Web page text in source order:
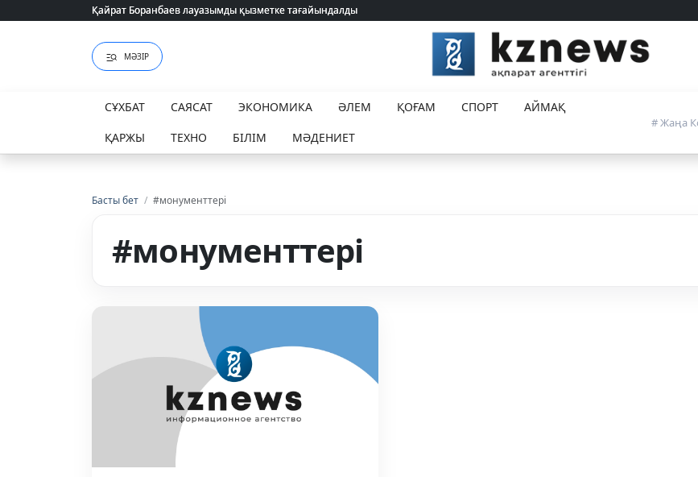
Қайрат Боранбаев лауазымды қызметке тағайындалды
Қайрат Боранбаев лауазымды қызметке тағайындалды
МӘЗІР
СҰХБАТ САЯСАТ ЭКОНОМИКА ӘЛЕМ ҚОҒАМ СПОРТ
АЙМАҚ
ҚАРЖЫ
ТЕХНО БІЛІМ МӘДЕНИЕТ
# Жаңа
Басты бет / #монументтері
#монументтері